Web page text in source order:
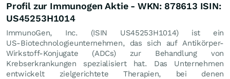
Profil zur Immunogen Aktie - WKN: 878613 ISIN:
US45253H1014
ImmunoGen, Inc. (ISIN US45253H1014) ist ein
US‑Biotechnologieunternehmen, das sich auf Antikörper-
Wirkstoff-Konjugate (ADCs) zur Behandlung von
Krebserkrankungen spezialisiert hat. Das Unternehmen
entwickelt zielgerichtete Therapien, bei denen